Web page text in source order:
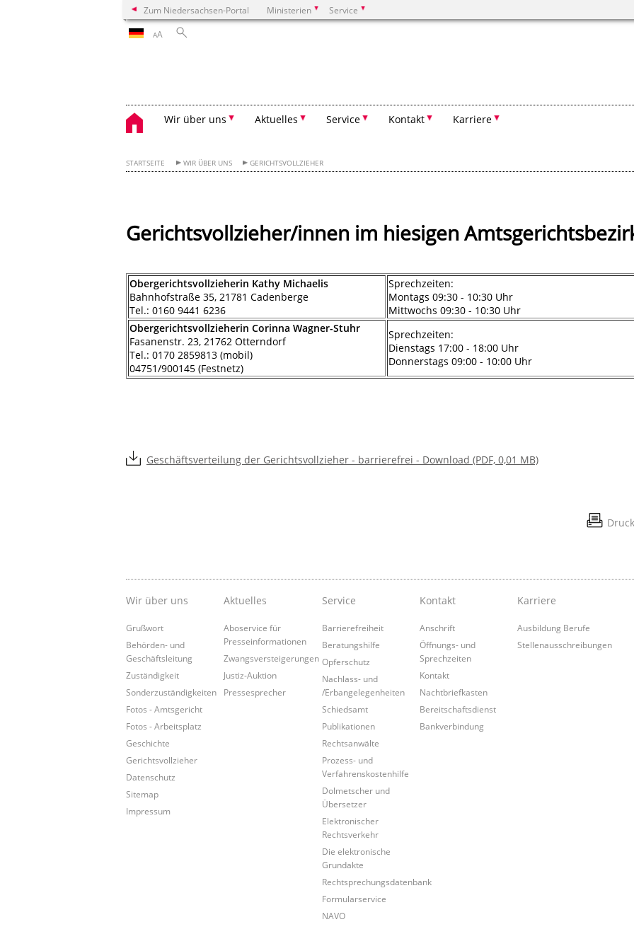
Zum Niedersachsen-Portal Ministerien Service
AA
Wir über uns Aktuelles Service Kontakt Karriere
STARTSEITE WIR ÜBER UNS GERICHTSVOLLZIEHER
Gerichtsvollzieher/innen im hiesigen
Obergerichtsvollzieherin Kathy Michaelis
Bahnhofstraße 35, 21781 Cadenberge
Tel.: 0160 9441 6236
Sprechzeiten:
Montags 09:30 - 10:30 Uhr
Mittwochs 09:30 - 10:30 Uhr
Obergerichtsvollzieherin Corinna Wagner-Stuhr
Fasanenstr. 23, 21762 Otterndorf
Tel.: 0170 2859813 (mobil)
04751/900145 (Festnetz)
Sprechzeiten:
Dienstags 17:00 - 18:00 Uhr
Donnerstags 09:00 - 10:00 Uhr
Geschäftsverteilung der Gerichtsvollzieher - barrierefrei - Download (PDF, 0,01 MB)
Wir über uns
Grußwort
Behörden- und
Geschäftsleitung
Zuständigkeit
Sonderzuständigkeiten
Fotos - Amtsgericht
Fotos - Arbeitsplatz
Geschichte
Gerichtsvollzieher
Datenschutz
Sitemap
Impressum
Aktuelles
Aboservice für
Presseinformationen
Zwangsversteigerungen
Justiz-Auktion
Pressesprecher
Service
Barrierefreiheit
Beratungshilfe
Opferschutz
Nachlass- und
/Erbangelegenheiten
Schiedsamt
Publikationen
Rechtsanwälte
Prozess- und
Verfahrenskostenhilfe
Dolmetscher und
Übersetzer
Elektronischer
Rechtsverkehr
Die elektronische
Grundakte
Rechtsprechungsdatenbank
Formularservice
NAVO
Kontakt
Anschrift
Öffnungs- und
Sprechzeiten
Kontakt
Nachtbriefkasten
Bereitschaftsdienst
Bankverbindung
Karriere
Ausbildung Berufe
Stellenausschreibungen